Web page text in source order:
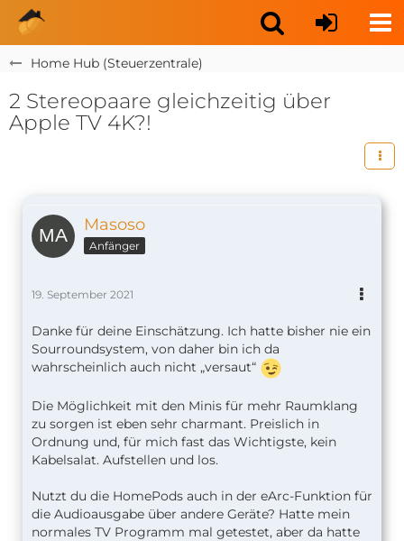
Home Hub (Steuerzentrale)
2 Stereopaare gleichzeitig über
Apple TV 4K?!
Masoso
Anfänger
19. September 2021
Danke für deine Einschätzung. Ich hatte bisher nie ein
Sourroundsystem, von daher bin ich da
wahrscheinlich auch nicht „versaut“
Die Möglichkeit mit den Minis für mehr Raumklang
zu sorgen ist eben sehr charmant. Preislich in
Ordnung und, für mich fast das Wichtigste, kein
Kabelsalat. Aufstellen und los.
Nutzt du die HomePods auch in der eArc-Funktion für
die Audioausgabe über andere Geräte? Hatte mein
normales TV Programm mal getestet, aber da hatte